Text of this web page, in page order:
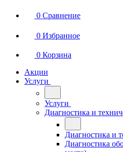
0 Сравнение
0 Избранное
0 Корзина
Акции
Услуги
Услуги
Диагностика и
Диагностика и
Диагностика